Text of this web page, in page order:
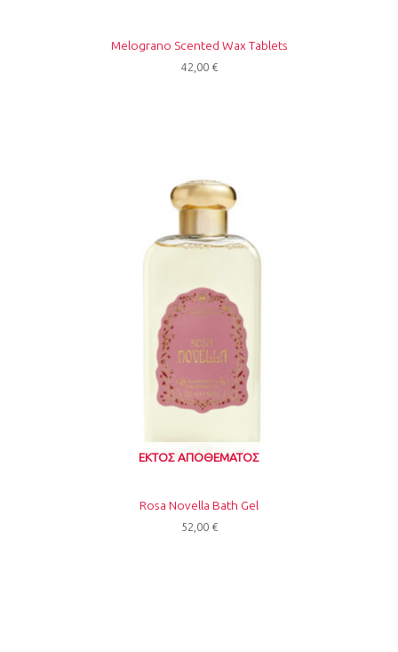
Melograno Scented Wax Tablets
42,00 €
ΕΚΤΌΣ ΑΠΟΘΈΜΑΤΟΣ
Rosa Novella Bath Gel
52,00 €